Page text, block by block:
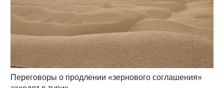
Переговоры о продлении «зернового соглашения»